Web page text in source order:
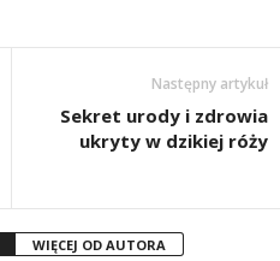
Następny artykuł
Sekret urody i zdrowia
ukryty w dzikiej róży
WIĘCEJ OD AUTORA